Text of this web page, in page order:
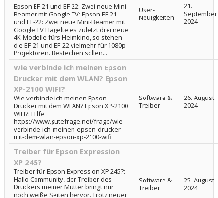
Epson EF-21 und EF-22: Zwei neue Mini-
Beamer mit Google TV: Epson EF-21
und EF-22: Zwei neue Mini-Beamer mit
Google TV Hagelte es zuletzt drei neue
4K-Modelle fürs Heimkino, so stehen
die EF-21 und EF-22 vielmehr für 1080p-
Projektoren. Bestechen sollen...
User-
Neuigkeiten
21.
September
2024
Wie verbinde ich meinen Epson
Drucker mit dem WLAN? Epson
XP-2100 WIFI?
Wie verbinde ich meinen Epson
Drucker mit dem WLAN? Epson XP-2100
WIFI?: Hilfe
https://www.gutefrage.net/frage/wie-
verbinde-ich-meinen-epson-drucker-
mit-dem-wlan-epson-xp-2100-wifi
Software &
Treiber
26. August
2024
Treiber für Epson Expression
XP 245?
Treiber für Epson Expression XP 245?:
Hallo Community, der Treiber des
Druckers meiner Mutter bringt nur
noch weiße Seiten hervor. Trotz neuer
Software &
Treiber
25. August
2024